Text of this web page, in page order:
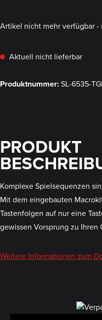
Artikel nicht mehr verfügbar -
Aktuell nicht lieferbar
Produktnummer:SL-6535-
PRODUKT
Komplexe Spielsequenzen
Mit dem eingebauten
Tastenfolgen auf nur eine
gewissen Vorsprung zu Ihren
Weitere Informationen zum